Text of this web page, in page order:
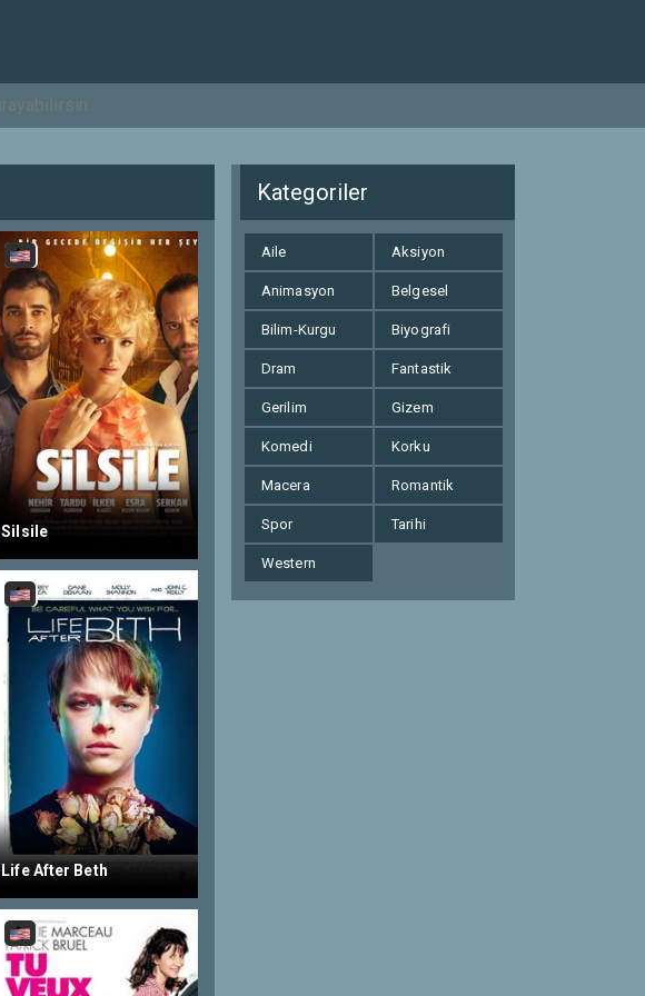
Silsile
Life After Beth
Kategoriler
Aile Aksiyon
Animasyon Belgesel
Bilim-Kurgu Biyografi
Dram Fantastik
Gerilim Gizem
Komedi Korku
Macera Romantik
Spor Tarihi
Western